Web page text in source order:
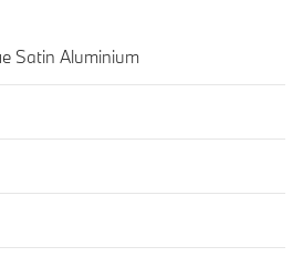
Satin Aluminium